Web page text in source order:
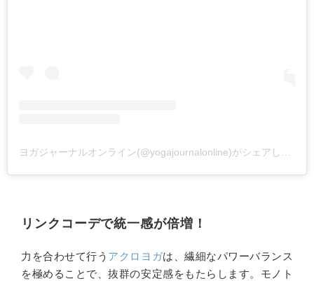
ヨガジャーナルオンライン(@yogajournalonline)がシェアした投稿
リンクコーデで統一感が倍増！
力を合わせて行う アクロヨガは、繊細なパワーバランス
を極めることで、抜群の安定感をもたらします。モノト